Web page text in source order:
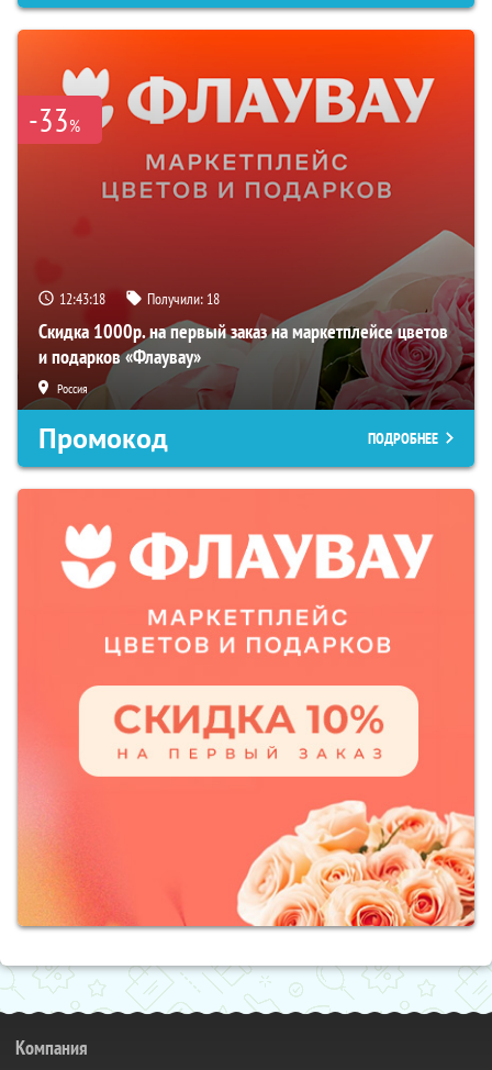
-33%
12:43:17 Получили: 18
Скидка 1000р. на первый заказ на маркетплейсе цветов
и подарков «Флаувау»
Россия
Промокод ПОДРОБНЕЕ
Компания